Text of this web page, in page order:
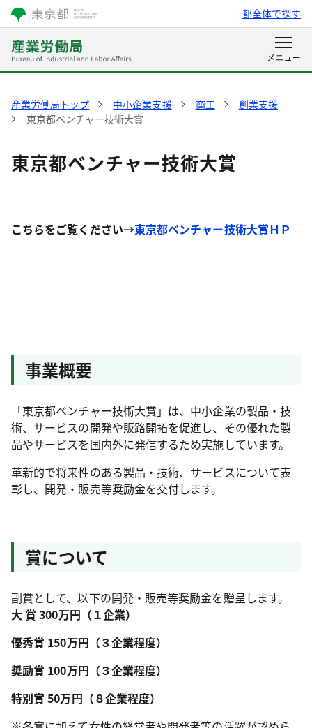
都全体で探す
産業労働局トップ 中小企業支援 商工
創業支援
東京都ベンチャー技術大賞
東京都ベンチャー技術大賞
こちらをご覧ください→東京都ベンチャー技術大賞ＨＰ
事業概要
「東京都ベンチャー技術大賞」は、中小企業の製品・技
術、サービスの開発や販路開拓を促進し、その優れた製
品やサービスを国内外に発信するため実施しています。
革新的で将来性のある製品・技術、サービスについて表
彰し、開発・販売等奨励金を交付します。
賞について
副賞として、以下の開発・販売等奨励金を贈呈します。
大 賞 300万円（１企業）
優秀賞 150万円（３企業程度）
奨励賞 100万円（３企業程度）
特別賞 50万円（８企業程度）